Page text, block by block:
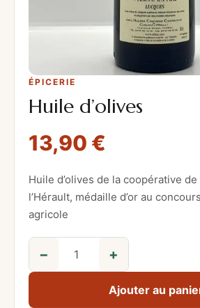
ÉPICERIE
Huile d’olives
13,90 €
Huile d’olives de la coopérative
l’Hérault, médaille d’or au
agricole
u
a
− +
Ajouter au